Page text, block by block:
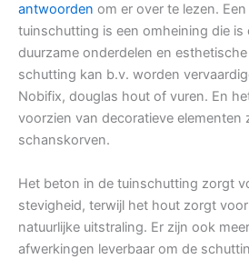
antwoorden om er over te lezen.
tuinschutting is een omheining die
duurzame onderdelen en esthetische
schutting kan b.v. worden
Nobifix, douglas hout of vuren. En
voorzien van decoratieve elementen
schanskorven.
Het beton in de tuinschutting zorgt
stevigheid, terwijl het hout zorgt
natuurlijke uitstraling. Er zijn ook
afwerkingen leverbaar om de